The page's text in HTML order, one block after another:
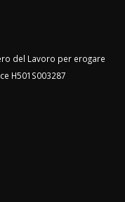
del Lavoro per erogare
H501S003287